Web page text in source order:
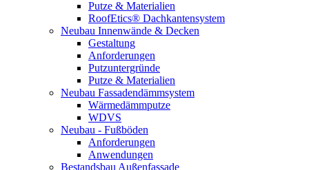
Putze & Materialien
RoofEtics® Dachkantensystem
Neubau Innenwände & Decken
Gestaltung
Anforderungen
Putzuntergründe
Putze & Materialien
Neubau Fassadendämmsystem
Wärmedämmputze
WDVS
Neubau - Fußböden
Anforderungen
Anwendungen
Bestandsbau Außenfassade